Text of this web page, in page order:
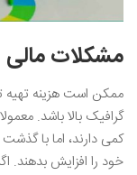
مشکلات مالی
ممکن است هزینه تهیه
گرافیک بالا باشد.
کمی دارند، اما با
خود را افزایش بدهند.